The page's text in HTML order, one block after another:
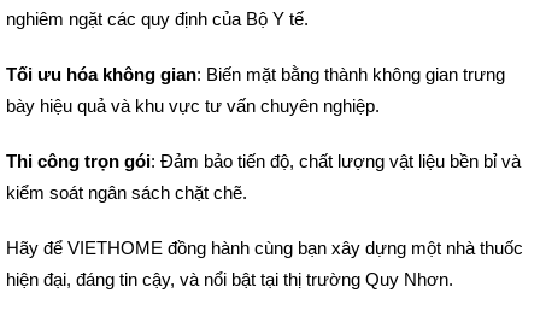
nghiêm ngặt các quy định của Bộ Y tế.
Tối ưu hóa không gian: Biến mặt bằng thành không gian trưng
bày hiệu quả và khu vực tư vấn chuyên nghiệp.
Thi công trọn gói: Đảm bảo tiến độ, chất lượng vật liệu bền bỉ và
kiểm soát ngân sách chặt chẽ.
Hãy để VIETHOME đồng hành cùng bạn xây dựng một nhà thuốc
hiện đại, đáng tin cậy, và nổi bật tại thị trường Quy Nhơn.